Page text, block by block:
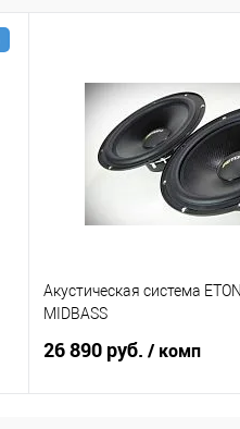
Акустическая система
MIDBASS
26 890 руб. / комп